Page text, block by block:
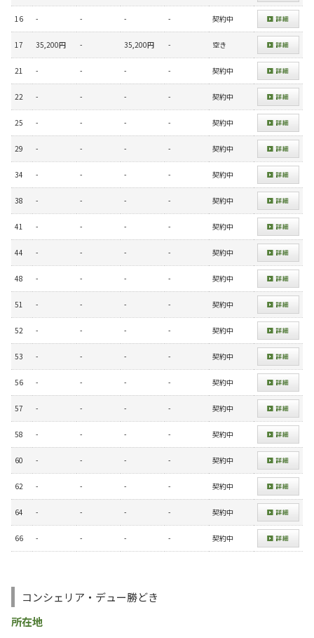
16 - - - - 契約中
17 35,200円 - 35,200円 - 空き
21 - - - - 契約中
22 - - - - 契約中
25 - - - - 契約中
29 - - - - 契約中
34 - - - - 契約中
38 - - - - 契約中
41 - - - - 契約中
44 - - - - 契約中
48 - - - - 契約中
51 - - - - 契約中
52 - - - - 契約中
53 - - - - 契約中
56 - - - - 契約中
57 - - - - 契約中
58 - - - - 契約中
60 - - - - 契約中
62 - - - - 契約中
64 - - - - 契約中
66 - - - - 契約中
コンシェリア・デュー勝どき
所在地